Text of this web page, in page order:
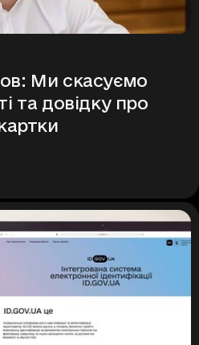
Ми скасуємо
та довідку про